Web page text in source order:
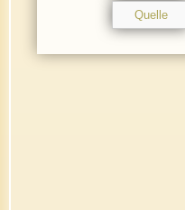
Quelle